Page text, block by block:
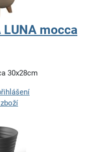
LUNA mocca
30x28cm